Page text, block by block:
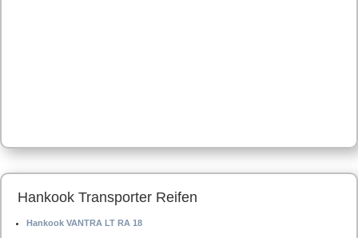
Hankook Transporter Reifen
Hankook VANTRA LT RA 18